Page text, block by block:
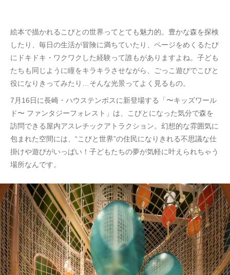
絵本で描かれるこびとの世界ってとても魅力的。豊かな森を探検
したり、毎日の生活が冒険に満ちていたり、ページをめくるたび
にドキドキ・ワクワクした経験って誰もがありますよね。子ども
たちも同じように瞳をキラキラさせながら、ごっこ遊びでこびと
役になりきってみたり…そんな光景ってよく見るもの。
7月16日に長崎・ハウステンボスに新登場する「〜キッズワール
ド〜 ファンタジーフォレスト」は、こびとになった気分で森を
訪問できる屋内アスレチックアトラクション。幻想的な雰囲気に
包まれた空間には、“こびと世界”の住民になりきれる不思議な仕
掛けや遊びがいっぱい！子どもたちの夢が気軽に叶えられちゃう
場所なんです。